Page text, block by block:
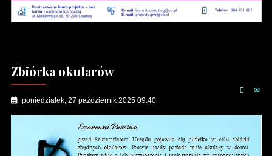
Zbiórka okularów
poniedziałek, 27 październik 2025 09:40